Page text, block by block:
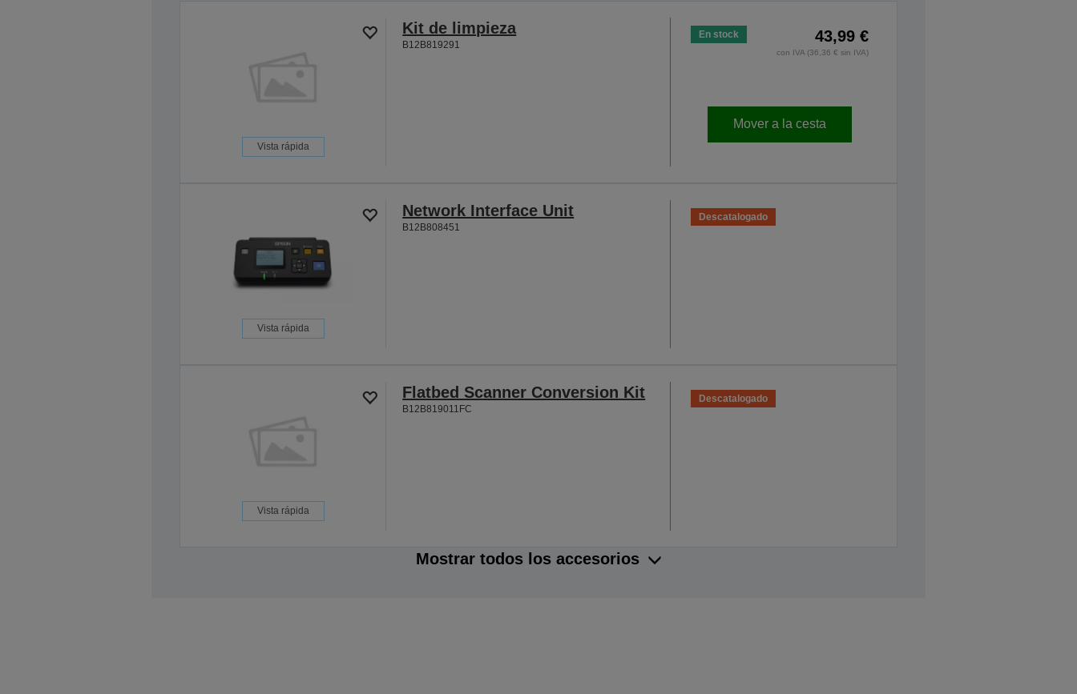
Vista rápida
Kit de limpieza
B12B819291
En stock 43,99 €
con IVA (36,36 € sin IVA)
Mover a la cesta
Vista rápida
Network Interface Unit
B12B808451
Descatalogado
Vista rápida
Flatbed Scanner Conversion Kit
B12B819011FC
Descatalogado
Mostrar todos los accesorios